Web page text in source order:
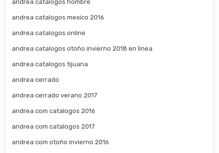
andrea catalogos hombre
andrea catalogos mexico 2016
andrea catalogos online
andrea catalogos otoño invierno 2018 en linea
andrea catalogos tijuana
andrea cerrado
andrea cerrado verano 2017
andrea com catalogos 2016
andrea com catalogos 2017
andrea com otoño invierno 2016